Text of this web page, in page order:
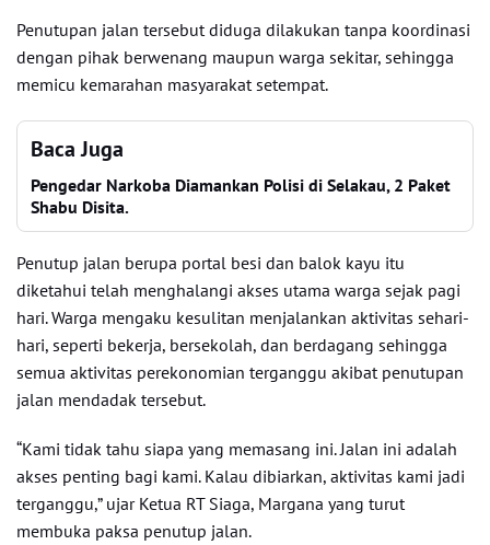
Penutupan jalan tersebut diduga dilakukan tanpa koordinasi
dengan pihak berwenang maupun warga sekitar, sehingga
memicu kemarahan masyarakat setempat.
Baca Juga
Pengedar Narkoba Diamankan Polisi di Selakau, 2 Paket
Shabu Disita.
Penutup jalan berupa portal besi dan balok kayu itu
diketahui telah menghalangi akses utama warga sejak pagi
hari. Warga mengaku kesulitan menjalankan aktivitas sehari-
hari, seperti bekerja, bersekolah, dan berdagang sehingga
semua aktivitas perekonomian terganggu akibat penutupan
jalan mendadak tersebut.
“Kami tidak tahu siapa yang memasang ini. Jalan ini adalah
akses penting bagi kami. Kalau dibiarkan, aktivitas kami jadi
terganggu,” ujar Ketua RT Siaga, Margana yang turut
membuka paksa penutup jalan.